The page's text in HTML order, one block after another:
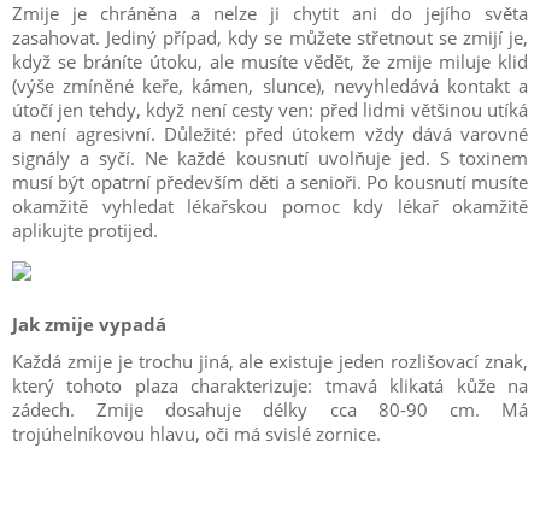
Zmije je chráněna a nelze ji chytit ani do jejího světa
zasahovat. Jediný případ, kdy se můžete střetnout se zmijí je,
když se bráníte útoku, ale musíte vědět, že zmije miluje klid
(výše zmíněné keře, kámen, slunce), nevyhledává kontakt a
útočí jen tehdy, když není cesty ven: před lidmi většinou utíká
a není agresivní. Důležité: před útokem vždy dává varovné
signály a syčí. Ne každé kousnutí uvolňuje jed. S toxinem
musí být opatrní především děti a senioři. Po kousnutí musíte
okamžitě vyhledat lékařskou pomoc kdy lékař okamžitě
aplikujte protijed.
Jak zmije vypadá
Každá zmije je trochu jiná, ale existuje jeden rozlišovací znak,
který tohoto plaza charakterizuje: tmavá klikatá kůže na
zádech. Zmije dosahuje délky cca 80-90 cm. Má
trojúhelníkovou hlavu, oči má svislé zornice.